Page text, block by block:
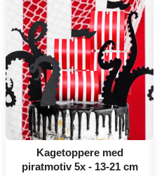
Kagetoppere med
piratmotiv 5x - 13-21 cm